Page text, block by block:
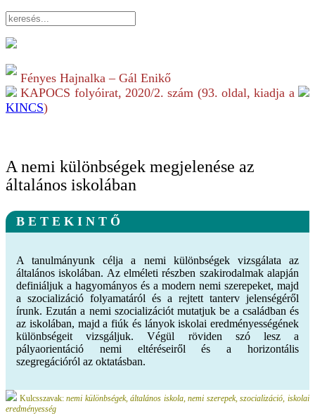
Fényes Hajnalka – Gál Enikő
KAPOCS folyóirat, 2020/2. szám (93. oldal, kiadja a
KINCS)
A nemi különbségek megjelenése az
általános iskolában
B E T E K I N T Ő
A tanulmányunk célja a nemi különbségek vizsgálata az
általános iskolában. Az elméleti részben szakirodalmak alapján
definiáljuk a hagyományos és a modern nemi szerepeket, majd
a szocializáció folyamatáról és a rejtett tanterv jelenségéről
írunk. Ezután a nemi szocializációt mutatjuk be a családban és
az iskolában, majd a fiúk és lányok iskolai eredményességének
különbségeit vizsgáljuk. Végül röviden szó lesz a
pályaorientáció nemi eltéréseiről és a horizontális
szegregációról az oktatásban.
Kulcsszavak:nemi különbségek, általános iskola, nemi szerepek, szocializáció, iskolai
eredményesség